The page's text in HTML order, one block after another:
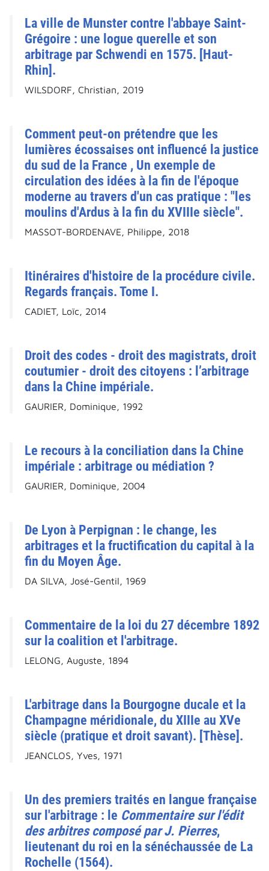
La ville de Munster contre l'abbaye Saint-
Grégoire : une logue querelle et son
arbitrage par Schwendi en 1575. [Haut-
Rhin].
WILSDORF, Christian, 2019
Comment peut-on prétendre que les
lumières écossaises ont influencé la justice
du sud de la France , Un exemple de
circulation des idées à la fin de l'époque
moderne au travers d'un cas pratique : "les
moulins d'Ardus à la fin du XVIIIe siècle".
MASSOT-BORDENAVE, Philippe, 2018
Itinéraires d'histoire de la procédure civile.
Regards français. Tome I.
CADIET, Loïc, 2014
Droit des codes - droit des magistrats, droit
coutumier - droit des citoyens : l’arbitrage
dans la Chine impériale.
GAURIER, Dominique, 1992
Le recours à la conciliation dans la Chine
impériale : arbitrage ou médiation ?
GAURIER, Dominique, 2004
De Lyon à Perpignan : le change, les
arbitrages et la fructification du capital à la
fin du Moyen Âge.
DA SILVA, José-Gentil, 1969
Commentaire de la loi du 27 décembre 1892
sur la coalition et l'arbitrage.
LELONG, Auguste, 1894
L'arbitrage dans la Bourgogne ducale et la
Champagne méridionale, du XIIIe au XVe
siècle (pratique et droit savant). [Thèse].
JEANCLOS, Yves, 1971
Un des premiers traités en langue française
sur l'arbitrage : le Commentaire sur l'édit
des arbitres composé par J. Pierres,
lieutenant du roi en la sénéchaussée de La
Rochelle (1564).